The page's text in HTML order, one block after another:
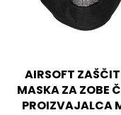
AIRSOFT
MASKA ZA ZOBE
PROIZVAJALCA